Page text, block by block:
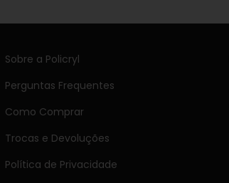
Sobre a Policryl
Perguntas Frequentes
Como Comprar
Trocas e Devoluções
Política de Privacidade